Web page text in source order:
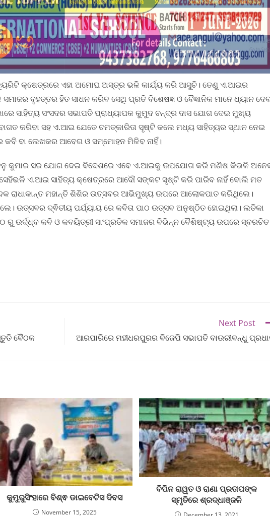
କ୍ଷେତ୍ରରେ ଏହା ଅମୋଘ ଅସ୍ତ୍ର ଭଳି କାର୍ଯ୍ୟ କରି ଆସୁଚି। ତେଣୁ ଏ.ଆଇର
ବୃହତ୍ତର ହିତ ସାଧନ କରିବ ସେଥି ପ୍ରତି ବିଶେଷଜ୍ଞ ଓ ବୈଜ୍ଞାନିକ ମାନେ ଧ୍ୟାନ
ସାହିତ୍ୟ ସଂସଦର ସଭାପତି ପ୍ରାଧ୍ୟାପକ କୁମୁଦ ଚନ୍ଦ୍ର ଦାସ ଯୋଗ ଦେଇ ମୁଖ୍ୟ
କରିବା ସହ ଏ.ଆଇ ଯେତେ ଚମତ୍କାରିତା ସୃଷ୍ଟି କଲେ ମଧ୍ୟ ସାହିତ୍ୟର ସ୍ଥାନ ନେଇ
କବି ବା ଲେଖକର ଆବେଗ ଓ ସମ୍ମୋହନ ମିଳିବ ନାହିଁ।
କୁମାର ସର ଯୋଗ ଦେଇ ବିଦେଶରେ ଏବେ ଏ.ଆଇକୁ ଉପଯୋଗ କରି ମଣିଷ କିଭଳି
ସେହିଭଳି ଏ.ଆଇ ସାହିତ୍ୟ କ୍ଷେତ୍ରରେ ଆଦୌ ସଙ୍କଟ ସୃଷ୍ଟି କରି ପାରିବ ନାହିଁ ବୋଲି ମତ
ରାଧାକାନ୍ତ ମହାନ୍ତି ଶିଶିର ଉତ୍ସବର ଆଭିମୁଖ୍ୟ ଉପରେ ଆଲୋକପାତ କରିଥିଲେ।
ଉତ୍ସବର ଦ୍ଵିତୀୟ ପର୍ଯ୍ୟାୟ ରେ କବିତା ପାଠ ଉତ୍ସବ ଅନୁଷ୍ଠିତ ହୋଇଥିଲା। ଲତିକା
ରୁ ଉର୍ଦ୍ଧ୍ବ କବି ଓ କବୟିତ୍ରୀ ସାଂପ୍ରତିକ ସମାଜର ବିଭିନ୍ନ ବୈଶିଷ୍ଟ୍ୟ ଉପରେ ସ୍ବରଚିତ
ବୈଠକ
Next Post
ଆରପାରିରେ ମହୀଧରପୁରର ବିଜେପି ସଭାପତି ବାଉରୀବନ୍ଧୁ
କୁମୁରୁସିଂହାରେ ବିଶ୍ଵ ଡାଇବେଟିସ ଦିବସ
November 15, 2025
ବିପିନ ରାୱତ ଓ ରାଣା ପ୍ରତାପଙ୍କ
ସ୍ମୃତିରେ ଶ୍ରଦ୍ଧାଞ୍ଜଳି